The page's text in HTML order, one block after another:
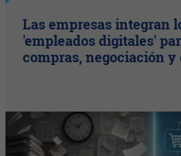
Las empresas integran
'empleados digitales'
compras, negociación y